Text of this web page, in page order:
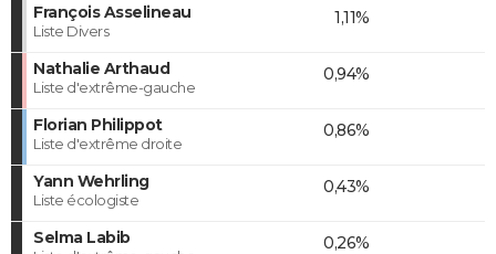
François Asselineau
Liste Divers
1,11%
Nathalie Arthaud
Liste d'extrême-gauche
0,94%
Florian Philippot
Liste d'extrême droite
0,86%
Yann Wehrling
Liste écologiste
0,43%
Selma Labib 0,26%